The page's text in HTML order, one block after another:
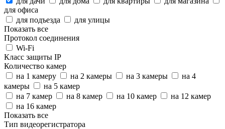
для офиса
для подъезда
для улицы
Показать все
Протокол соединения
Wi-Fi
Класс защиты IP
Количество камер
на 1 камеру
на 2 камеры на 3 камеры
на 4
камеры
на 5 камер
на 7 камер
на 8 камер на 10 камер
на 12 камер
на 16 камер
Показать все
Тип видеорегистратора